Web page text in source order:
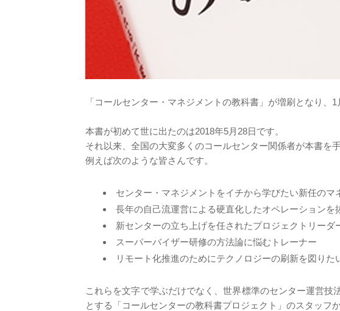
「コールセンター・マネジメントの教科書」が増刷となり、1
本書が初めて世に出たのは2018年5月28日です。
それ以来、全国の大変多くのコールセンター関係者が本書を
例えば次のような皆さんです。
センター・マネジメントをイチから学びたい新任のマ
長年の自己流運営による硬直化したオペレーションを
新センターの立ち上げを任されたプロジェクトリーダ
スーパーバイザー研修の方法論に悩むトレーナー
リモート化推進のためにテクノロジーの刷新を図り
これらを文字で学ぶだけでなく、世界標準のセンター運営
とする「コールセンターの教科書プロジェクト」のスタッフ